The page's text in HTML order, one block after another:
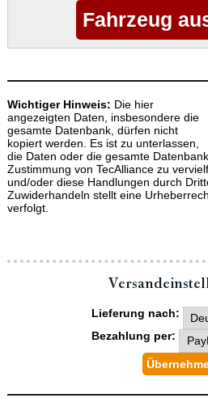
Wichtiger Hinweis: Die hier
angezeigten Daten, insbesondere die
gesamte Datenbank, dürfen nicht
kopiert werden. Es ist zu unterlassen,
die Daten oder die gesamte
Zustimmung von TecAlliance zu
und/oder diese Handlungen durch
Zuwiderhandeln stellt eine
verfolgt.
Lieferung nach:
Bezahlung per: